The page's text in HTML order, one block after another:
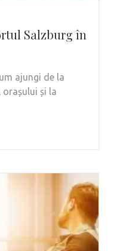
Salzburg în
ajungi de la
și la